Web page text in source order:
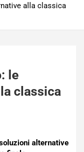
alla classica
le
classica
alternative